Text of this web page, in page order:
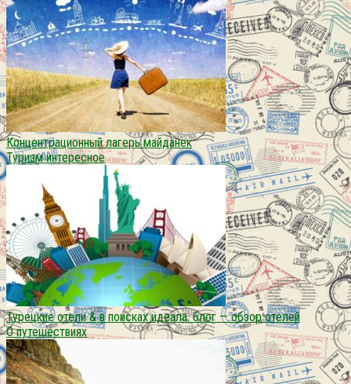
Концентрационный лагерь майданек
Туризм интересное
Турецкие отели & в поисках идеала. блог — обзор отелей
О путешествиях